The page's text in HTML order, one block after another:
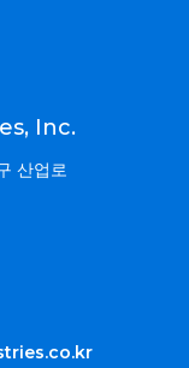
Inc.
산업로